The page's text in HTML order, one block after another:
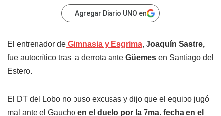
Agregar Diario UNO en
El entrenador de Gimnasia y Esgrima, Joaquín Sastre,
fue autocrítico tras la derrota ante Güemes en Santiago del
Estero.
El DT del Lobo no puso excusas y dijo que el equipo jugó
mal ante el Gaucho en el duelo por la 7ma. fecha en el